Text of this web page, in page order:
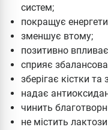
систем;
покращує
зменшує втому;
позитивно впливає
сприяє
зберігає кістки
надає
чинить
не містить